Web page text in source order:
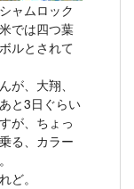
ャムロック
では四つ葉
ルとされて
が、大翔、
と3日ぐらい
が、ちょっ
る、カラー
ど。